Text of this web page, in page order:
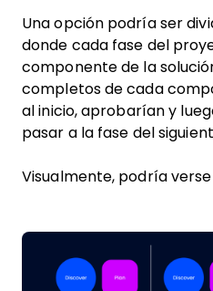
Una opción podría ser
donde cada fase del
componente de la
completos de cada
al inicio, aprobarían y
pasar a la fase del
Visualmente, podría verse